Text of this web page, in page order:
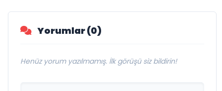
Yorumlar (0)
Henüz yorum yazılmamış. İlk görüşü siz bildirin!